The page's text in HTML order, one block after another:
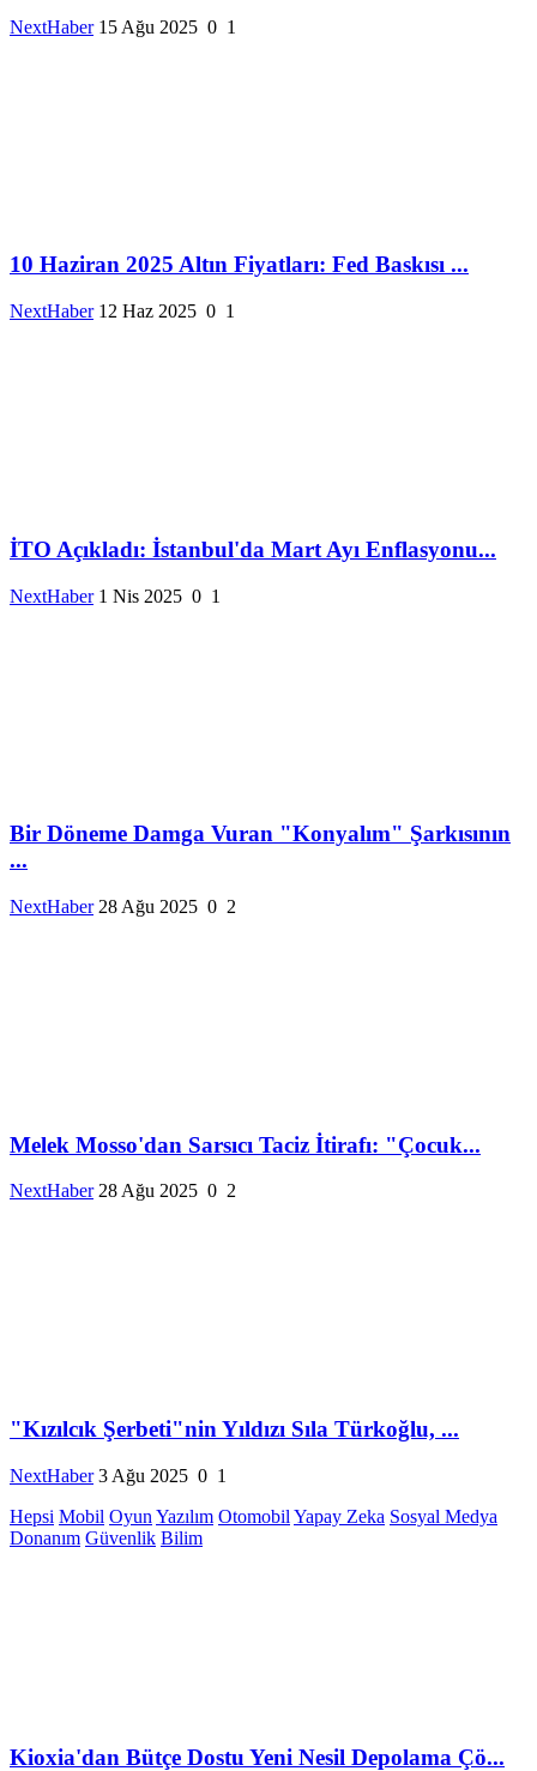
NextHaber 15 Ağu 2025 0 1
10 Haziran 2025 Altın Fiyatları: Fed Baskısı ...
NextHaber 12 Haz 2025 0 1
İTO Açıkladı: İstanbul'da Mart Ayı Enflasyonu...
NextHaber 1 Nis 2025 0 1
Bir Döneme Damga Vuran "Konyalım" Şarkısının
...
NextHaber 28 Ağu 2025 0 2
Melek Mosso'dan Sarsıcı Taciz İtirafı: "Çocuk...
NextHaber 28 Ağu 2025 0 2
"Kızılcık Şerbeti"nin Yıldızı Sıla Türkoğlu, ...
NextHaber 3 Ağu 2025 0 1
Hepsi Mobil Oyun Yazılım Otomobil Yapay Zeka Sosyal Medya
Donanım Güvenlik Bilim
Kioxia'dan Bütçe Dostu Yeni Nesil Depolama Çö...